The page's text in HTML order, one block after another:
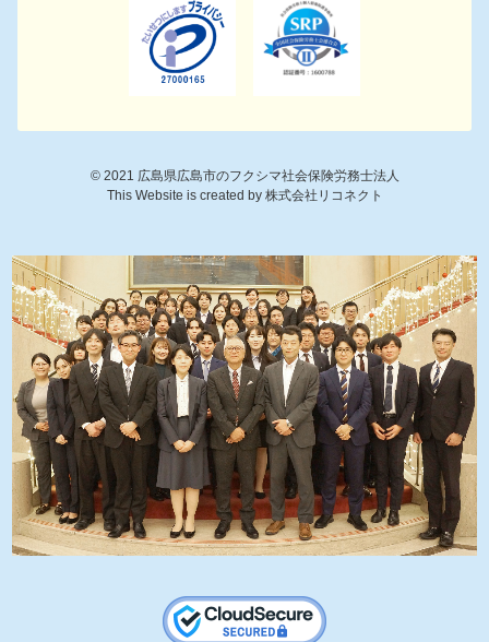
© 2021 広島県広島市のフクシマ社会保険労務士法人
This Website is created by 株式会社リコネクト